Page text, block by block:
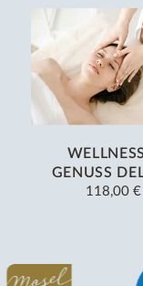
GENUSS
118,00 €